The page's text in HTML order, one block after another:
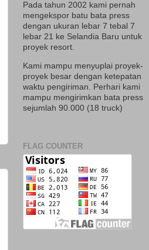
Pada tahun 2002 kami pernah
mengekspor batu bata press
dengan ukuran lebar 7 tebal 7
lebar 21 ke Selandia Baru untuk
proyek resort.
Kami mampu menyuplai proyek-
proyek besar dengan ketepatan
waktu pengiriman. Perhari kami
mampu mengirimkan bata press
sejumlah 90.000 (18 truck)
FLAG COUNTER